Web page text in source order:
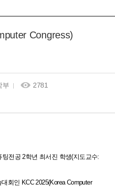
Congress)
부 2781
전공 2학년 최서진 학생(지도교수:
회인 KCC 2025(Korea Computer